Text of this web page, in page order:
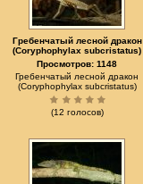
Гребенчатый лесной дракон
(Coryphophylax subcristatus)
Просмотров: 1148
Гребенчатый лесной дракон
(Coryphophylax subcristatus)
(12 голосов)